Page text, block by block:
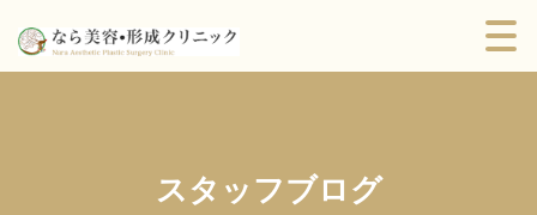
スタッフブログ